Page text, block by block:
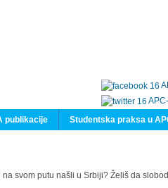
publikacije Studentska praksa u
svom putu našli u Srbiji? Želiš da